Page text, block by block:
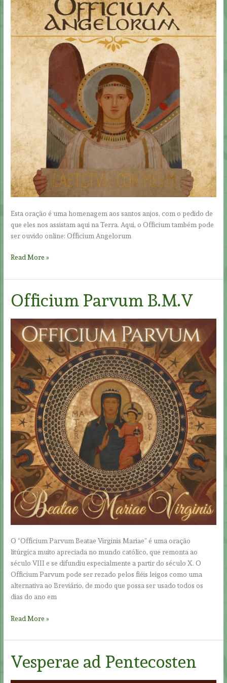
Esta oração é uma homenagem aos santos anjos, com o pedido de
que eles nos assistam aqui na Terra. Aqui, o Officium também pode
ser ouvido online: Officium Angelorum
Officium
Read More »
Officium Parvum B.M.V
O “Officium Parvum Beatae Virginis Mariae” é uma oração
litúrgica muito apreciada no mundo católico, que remonta ao
século VIII e se difundiu especialmente a partir do século X. O
Officium Parvum pode ser rezado pelos fiéis leigos como uma
alternativa ao Breviário, de modo que possa ser usado todos os
dias do ano em
Officium
B.M.V
Read More »
Vesperae ad Pentecosten